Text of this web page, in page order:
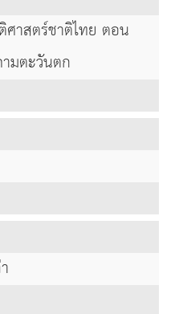
ศาสตร์ชาติไทย ตอน
มตะวันตก